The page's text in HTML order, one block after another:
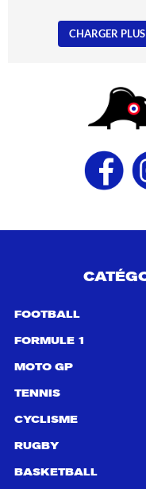
CHARGER PLUS
FOOTBALL
FORMULE 1
MOTO GP
TENNIS
CYCLISME
RUGBY
BASKETBALL